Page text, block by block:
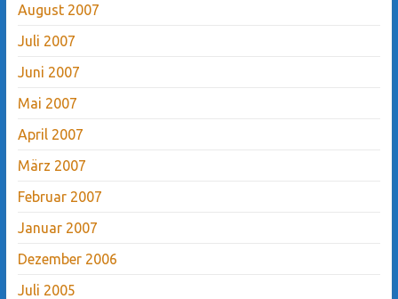
August 2007
Juli 2007
Juni 2007
Mai 2007
April 2007
März 2007
Februar 2007
Januar 2007
Dezember 2006
Juli 2005